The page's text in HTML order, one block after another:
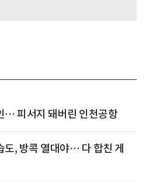
… 피서지 돼버린 인천공항
도, 방콕 열대야… 다 합친 게